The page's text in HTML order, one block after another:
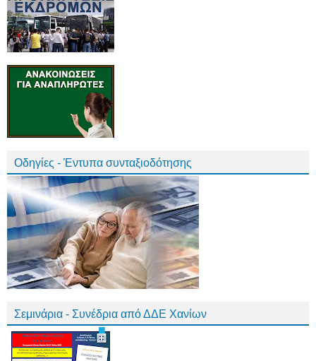
Οδηγίες - Έντυπα συνταξιοδότησης
Σεμινάρια - Συνέδρια από ΔΔΕ Χανίων